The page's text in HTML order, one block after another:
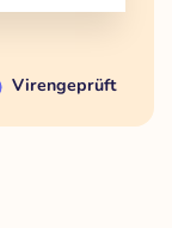
Virengeprüft